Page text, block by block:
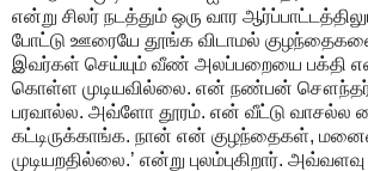
என்று சிலர் நடத்தும் ஒரு வார
போட்டு ஊரையே தூங்க விடாமல்
இவர்கள் செய்யும் வீண் அலப்பறையை பக்தி
கொள்ள முடியவில்லை. என் நண்பன் சௌந்தர்
பரவால்ல. அவ்ளோ தூரம். என் வீட்டு வாசல்ல
கட்டிருக்காங்க. நான் என் குழந்தைகள்,
முடியறதில்லை.’ என்று புலம்புகிறார்.